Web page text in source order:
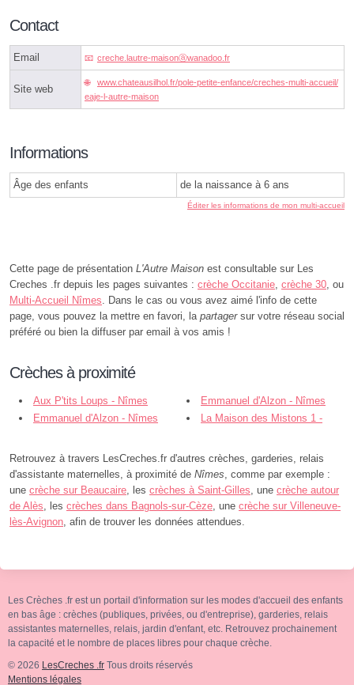
Contact
Email creche.lautre-maisonⓐwanadoo.fr
Site web
www.chateausilhol.fr/pole-petite-enfance/creches-multi-accueil/
eaje-l-autre-maison
Informations
Âge des enfants de la naissance à 6 ans
Éditer les informations de mon multi-accueil
Cette page de présentation L'Autre Maison est consultable sur Les
Creches .fr depuis les pages suivantes : crèche Occitanie, crèche 30, ou
Multi-Accueil Nîmes. Dans le cas ou vous avez aimé l'info de cette
page, vous pouvez la mettre en favori, la partagersur votre réseau social
préféré ou bien la diffuser par email à vos amis !
Crèches à proximité
Aux P'tits Loups - Nîmes
Emmanuel d'Alzon - Nîmes
Emmanuel d'Alzon - Nîmes
La Maison des Mistons 1 -
Retrouvez à travers LesCreches.fr d'autres crèches, garderies, relais
d'assistante maternelles, à proximité de Nîmes, comme par exemple :
une crèche sur Beaucaire, les crèches à Saint-Gilles, une crèche autour
de Alès, les crèches dans Bagnols-sur-Cèze, une crèche sur Villeneuve-
lès-Avignon, afin de trouver les données attendues.
Les Crèches .fr est un portail d'information sur les modes d'accueil des enfants
en bas âge : crèches (publiques, privées, ou d'entreprise), garderies, relais
assistantes maternelles, relais, jardin d'enfant, etc. Retrouvez prochainement
la capacité et le nombre de places libres pour chaque crèche.
© 2026 LesCreches .fr Tous droits réservés
Mentions légales